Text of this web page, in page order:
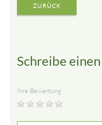
ZURÜCK
Schreibe
Ihre Bewertung